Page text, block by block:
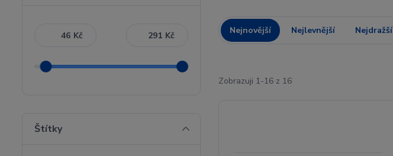
Nejnovější Nejlevnější Nejdražší
Zobrazuji 1-16 z 16
Kč Kč
Štítky